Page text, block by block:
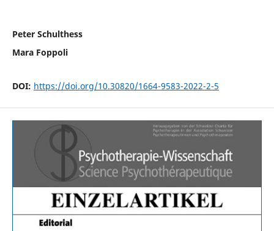
Peter Schulthess
Mara Foppoli
DOI: https://doi.org/10.30820/1664-9583-2022-2-5